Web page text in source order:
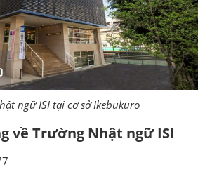
ngữ ISI tại cơ sở Ikebukuro
về Trường Nhật ngữ ISI